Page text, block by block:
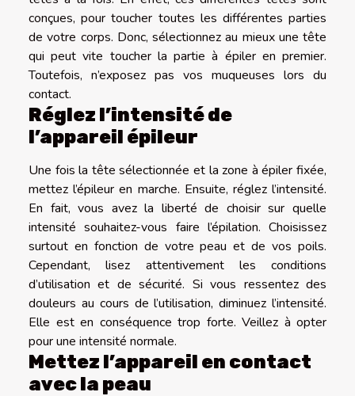
conçues, pour toucher toutes les différentes parties
de votre corps. Donc, sélectionnez au mieux une tête
qui peut vite toucher la partie à épiler en premier.
Toutefois, n’exposez pas vos muqueuses lors du
contact.
Réglez l’intensité de
l’appareil épileur
Une fois la tête sélectionnée et la zone à épiler fixée,
mettez l’épileur en marche. Ensuite, réglez l’intensité.
En fait, vous avez la liberté de choisir sur quelle
intensité souhaitez-vous faire l’épilation. Choisissez
surtout en fonction de votre peau et de vos poils.
Cependant, lisez attentivement les conditions
d’utilisation et de sécurité. Si vous ressentez des
douleurs au cours de l’utilisation, diminuez l’intensité.
Elle est en conséquence trop forte. Veillez à opter
pour une intensité normale.
Mettez l’appareil en contact
avec la peau